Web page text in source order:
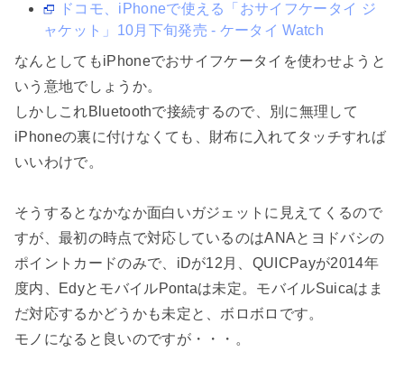
ドコモ、iPhoneで使える「おサイフケータイ ジ
ャケット」10月下旬発売 - ケータイ Watch
なんとしてもiPhoneでおサイフケータイを使わせようと
いう意地でしょうか。
しかしこれBluetoothで接続するので、別に無理して
iPhoneの裏に付けなくても、財布に入れてタッチすれば
いいわけで。
そうするとなかなか面白いガジェットに見えてくるので
すが、最初の時点で対応しているのはANAとヨドバシの
ポイントカードのみで、iDが12月、QUICPayが2014年
度内、EdyとモバイルPontaは未定。モバイルSuicaはま
だ対応するかどうかも未定と、ボロボロです。
モノになると良いのですが・・・。